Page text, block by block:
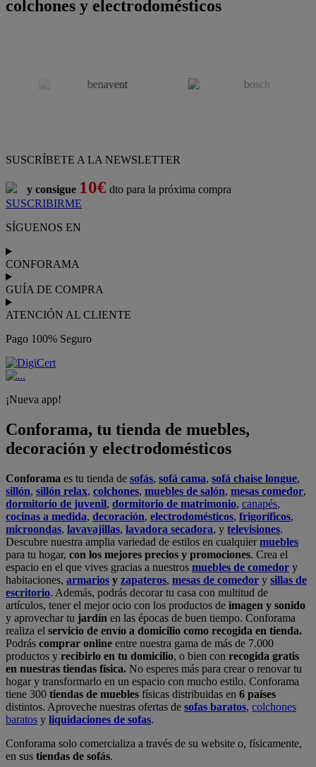
colchones y electrodomésticos
SUSCRÍBETE A LA NEWSLETTER
y consigue 10€ dto para la próxima compra
SUSCRIBIRME
SÍGUENOS EN
CONFORAMA
GUÍA DE COMPRA
ATENCIÓN AL CLIENTE
Pago 100% Seguro
¡Nueva app!
Conforama, tu tienda de muebles,
decoración y electrodomésticos
Conforama es tu tienda de sofás, sofá cama, sofá chaise longue,
sillón, sillón relax, colchones, muebles de salón, mesas comedor,
dormitorio de juvenil, dormitorio de matrimonio, canapés,
cocinas a medida, decoración, electrodomésticos, frigoríficos,
microondas, lavavajillas, lavadora secadora, y televisiones.
Descubre nuestra amplia variedad de estilos en cualquiermuebles
para tu hogar, con los mejores precios y promociones. Crea el
espacio en el que vives gracias a nuestros muebles de comedor y
habitaciones, armarios y zapateros, mesas de comedor y sillas de
escritorio. Además, podrás decorar tu casa con multitud de
artículos, tener el mejor ocio con los productos de imagen y sonido
y aprovechar tu jardín en las épocas de buen tiempo. Conforama
realiza el servicio de envío a domicilio como recogida en tienda.
Podrás comprar online entre nuestra gama de más de 7.000
productos y recibirlo en tu domicilio, o bien con recogida gratis
en nuestras tiendas física. No esperes más para crear o renovar tu
hogar y transformarlo en un espacio con mucho estilo. Conforama
tiene 300 tiendas de muebles físicas distribuidas en 6 países
distintos. Aproveche nuestras ofertas de sofas baratos, colchones
baratos y liquidaciones de sofas.
Conforama solo comercializa a través de su website o, físicamente,
en sus tiendas de sofás.